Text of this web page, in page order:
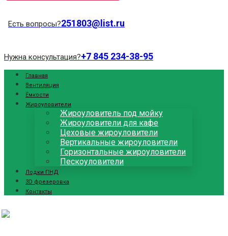
Есть вопросы?251803@list.ru
Нужна консультация?+7 845 234-38-95
Главная
Вентиляция
Ёмкости
Жироуловители
Жироуловитель под мойку
Жироуловители для кафе
Цеховые жироуловители
Вертикальные жироуловители
Горизонтальные жироуловители
Пескоуловители
Лодки ПНД
3D фрезеровка
Контакты